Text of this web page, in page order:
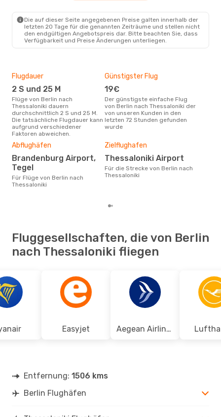
Die auf dieser Seite angegebenen Preise galten innerhalb der
letzten 20 Tage für die genannten Zeiträume und stellen nicht
den endgültigen Angebotspreis dar. Bitte beachten Sie, dass
Verfügbarkeit und Preise Änderungen unterliegen.
Flugdauer
2 S und 25 M
Flüge von Berlin nach
Thessaloniki dauern
durchschnittlich 2 S und 25 M.
Die tatsächliche Flugdauer kann
aufgrund verschiedener
Faktoren abweichen.
Günstigster Flug
19€
Der günstigste einfache Flug
von Berlin nach Thessaloniki der
von unseren Kunden in den
letzten 72 Stunden gefunden
wurde
Abflughäfen
Brandenburg Airport,
Tegel
Für Flüge von Berlin nach
Thessaloniki
Zielflughafen
Thessaloniki Airport
Für die Strecke von Berlin nach
Thessaloniki
Fluggesellschaften, die von Berlin
nach Thessaloniki fliegen
Easyjet Aegean Airlines
Entfernung: 1506 kms
Berlin Flughäfen